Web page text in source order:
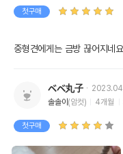
첫구매
중형견에게는 금방 끊어지네
ベベ丸子
솔솔이 (암컷) 4개월
첫구매